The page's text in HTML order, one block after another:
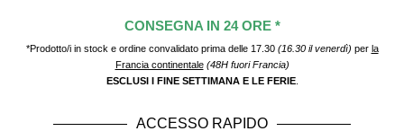
CONSEGNA IN 24 ORE *
*Prodotto/i in stock e ordine convalidato prima delle 17.30 (16.30 il venerdì) per la
Francia continentale (48H fuori Francia)
ESCLUSI I FINE SETTIMANA E LE FERIE.
ACCESSO RAPIDO